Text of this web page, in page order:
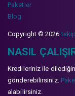
Paketler
Blog
Copyright © 2026
NASIL
Kredileriniz ile
gönderebilirsiniz.
alabilirsiniz.